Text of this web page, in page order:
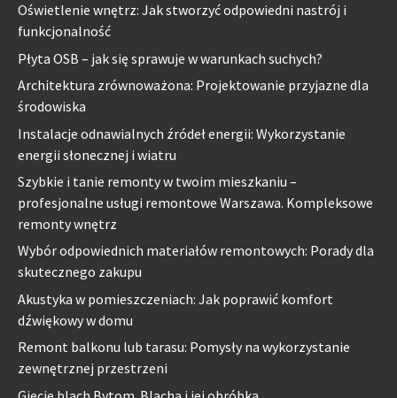
Oświetlenie wnętrz: Jak stworzyć odpowiedni nastrój i
funkcjonalność
Płyta OSB – jak się sprawuje w warunkach suchych?
Architektura zrównoważona: Projektowanie przyjazne dla
środowiska
Instalacje odnawialnych źródeł energii: Wykorzystanie
energii słonecznej i wiatru
Szybkie i tanie remonty w twoim mieszkaniu –
profesjonalne usługi remontowe Warszawa. Kompleksowe
remonty wnętrz
Wybór odpowiednich materiałów remontowych: Porady dla
skutecznego zakupu
Akustyka w pomieszczeniach: Jak poprawić komfort
dźwiękowy w domu
Remont balkonu lub tarasu: Pomysły na wykorzystanie
zewnętrznej przestrzeni